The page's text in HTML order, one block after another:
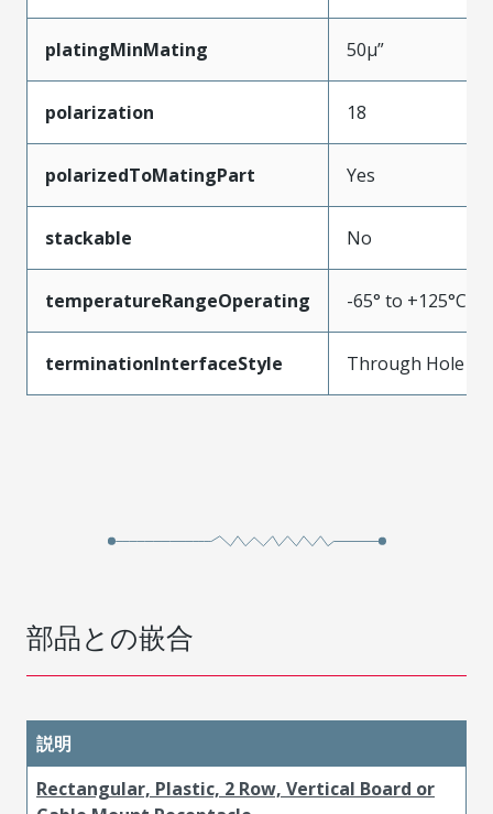
platingMinMating 50µ”
polarization 18
polarizedToMatingPart Yes
stackable No
temperatureRangeOperating -65° to +125°C
terminationInterfaceStyle Through Hole
部品との嵌合
説明
Rectangular, Plastic, 2 Row, Vertical Board or